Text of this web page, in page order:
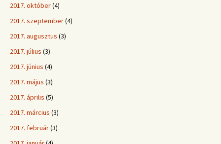
2017. október(4)
2017. szeptember(4)
2017. augusztus (3)
2017. július (3)
2017. június (4)
2017. május (3)
2017. április (5)
2017. március (3)
2017. február(3)